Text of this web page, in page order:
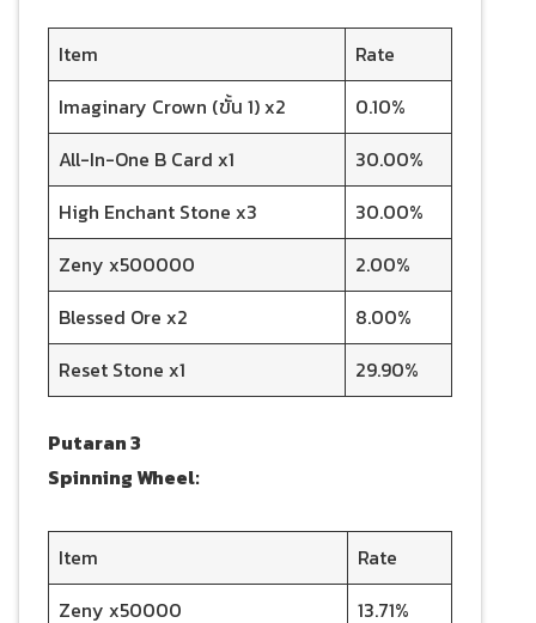
Item
Rate
Imaginary Crown (ขั้น 1) x2
0.10%
All-In-One B Card x1
30.00%
High Enchant Stone x3
30.00%
Zeny x500000
2.00%
Blessed Ore x2
8.00%
Reset Stone x1
29.90%
Putaran 3
Spinning Wheel:
Item
Rate
Zeny x50000
13.71%